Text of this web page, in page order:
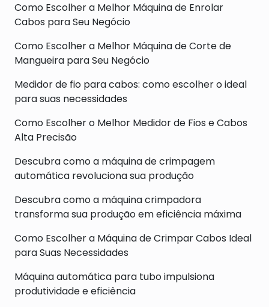
Como Escolher a Melhor Máquina de Enrolar
Cabos para Seu Negócio
Como Escolher a Melhor Máquina de Corte de
Mangueira para Seu Negócio
Medidor de fio para cabos: como escolher o ideal
para suas necessidades
Como Escolher o Melhor Medidor de Fios e Cabos
Alta Precisão
Descubra como a máquina de crimpagem
automática revoluciona sua produção
Descubra como a máquina crimpadora
transforma sua produção em eficiência máxima
Como Escolher a Máquina de Crimpar Cabos Ideal
para Suas Necessidades
Máquina automática para tubo impulsiona
produtividade e eficiência